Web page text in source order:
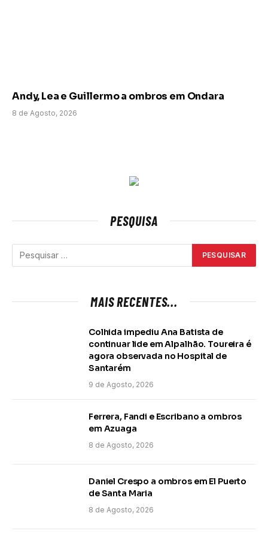
Andy, Lea e Guillermo a ombros em Ondara
8 de Agosto, 2026
PESQUISA
MAIS RECENTES...
Colhida impediu Ana Batista de
continuar lide em Alpalhão. Toureira é
agora observada no Hospital de
Santarém
9 de Agosto, 2026
Ferrera, Fandi e Escribano a ombros
em Azuaga
8 de Agosto, 2026
Daniel Crespo a ombros em El Puerto
de Santa Maria
8 de Agosto, 2026